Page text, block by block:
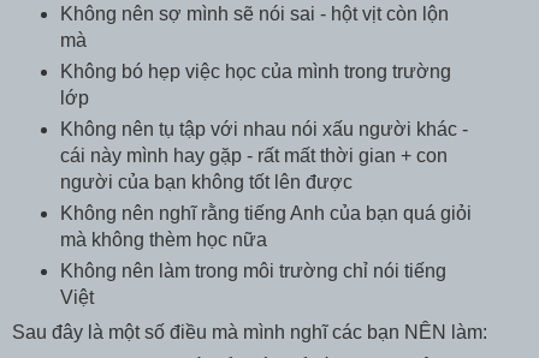
Không nên sợ mình sẽ nói sai - hột vịt còn lộn
mà
Không bó hẹp việc học của mình trong trường
lớp
Không nên tụ tập với nhau nói xấu người khác -
cái này mình hay gặp - rất mất thời gian + con
người của bạn không tốt lên được
Không nên nghĩ rằng tiếng Anh của bạn quá giỏi
mà không thèm học nữa
Không nên làm trong môi trường chỉ nói tiếng
Việt
Sau đây là một số điều mà mình nghĩ các bạn NÊN làm: